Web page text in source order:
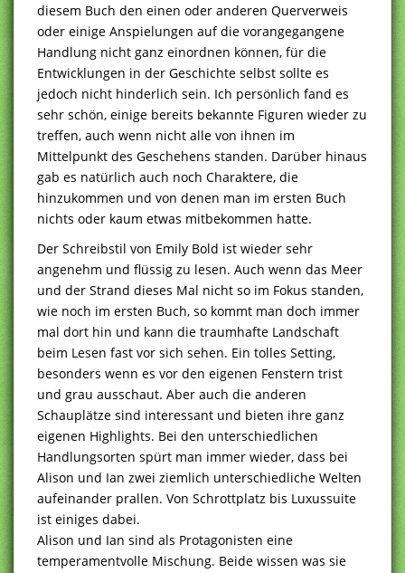
diesem Buch den einen oder anderen Querverweis
oder einige Anspielungen auf die vorangegangene
Handlung nicht ganz einordnen können, für die
Entwicklungen in der Geschichte selbst sollte es
jedoch nicht hinderlich sein. Ich persönlich fand es
sehr schön, einige bereits bekannte Figuren wieder zu
treffen, auch wenn nicht alle von ihnen im
Mittelpunkt des Geschehens standen. Darüber hinaus
gab es natürlich auch noch Charaktere, die
hinzukommen und von denen man im ersten Buch
nichts oder kaum etwas mitbekommen hatte.
Der Schreibstil von Emily Bold ist wieder sehr
angenehm und flüssig zu lesen. Auch wenn das Meer
und der Strand dieses Mal nicht so im Fokus standen,
wie noch im ersten Buch, so kommt man doch immer
mal dort hin und kann die traumhafte Landschaft
beim Lesen fast vor sich sehen. Ein tolles Setting,
besonders wenn es vor den eigenen Fenstern trist
und grau ausschaut. Aber auch die anderen
Schauplätze sind interessant und bieten ihre ganz
eigenen Highlights. Bei den unterschiedlichen
Handlungsorten spürt man immer wieder, dass bei
Alison und Ian zwei ziemlich unterschiedliche Welten
aufeinander prallen. Von Schrottplatz bis Luxussuite
ist einiges dabei.
Alison und Ian sind als Protagonisten eine
temperamentvolle Mischung. Beide wissen was sie